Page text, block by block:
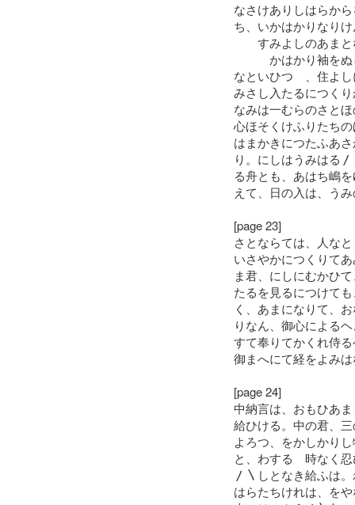
なさけありしはらか
ち、いかはかりなり
すみよしのあまと
かはかり袖をぬ
なといひつゝ、住よ
みさし入たるにつく
なみは一むらのさと
心ほそくけふりたち
はまかきにつたふあ
り。にしはうみはる
る舟とも、あはち嶋
えて、日の入は、う
[page 23]
さとならては、人な
いさやかにつくりて
ま君、にしにむかひ
たるを見るにつけて
く、あまになりて、
りなん、御心による
すて奉りてかくれ侍
御まへにて経をよみ
[page 24]
中納言は、おもひあ
給ひける。中の君、
よろつ、をかしかり
と、わするゝ時なく
〳〵しとなき給ふは
はらたちけれは、を